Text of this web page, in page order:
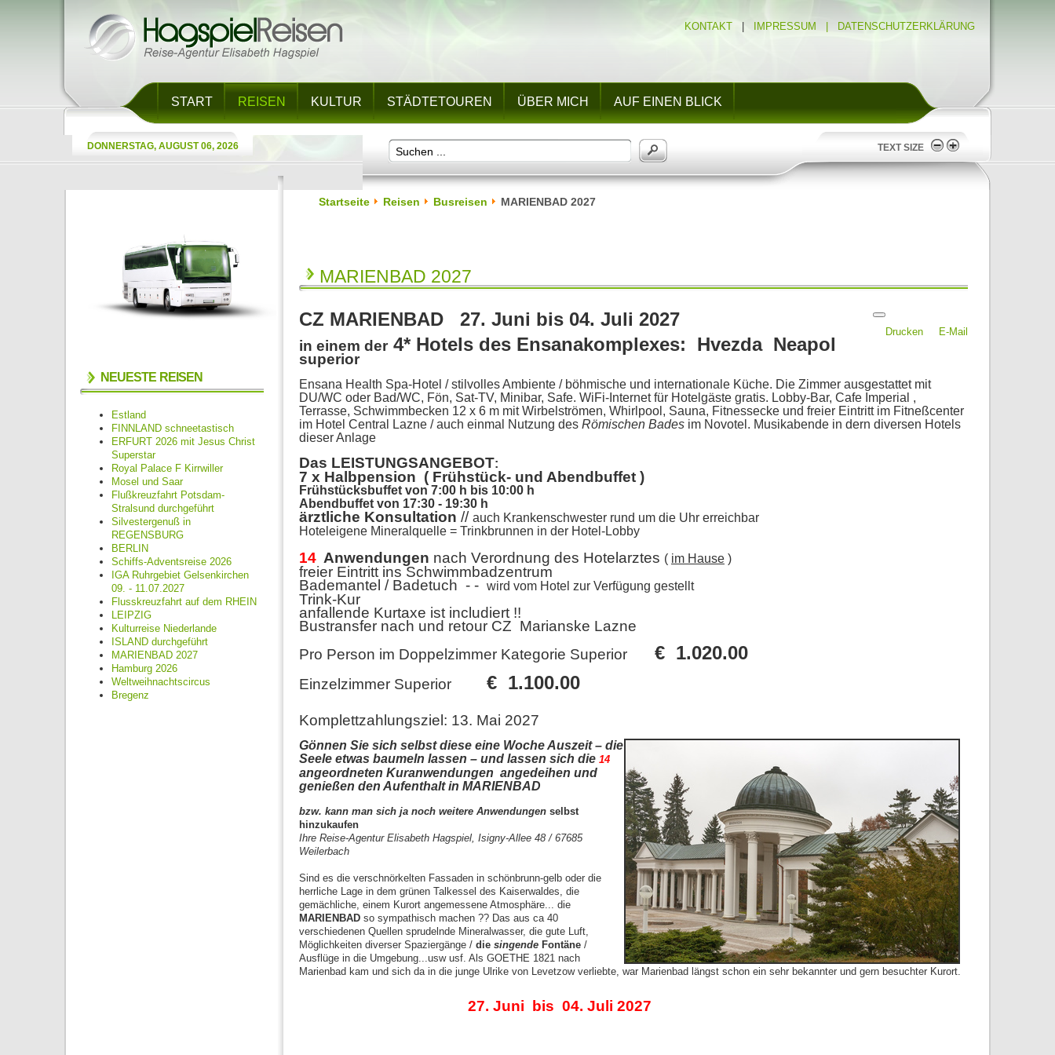
KONTAKT IMPRESSUM | DATENSCHUTZERKLÄRUNG
START REISEN KULTUR STÄDTETOUREN ÜBER MICH AUF EINEN BLICK
DONNERSTAG, AUGUST 06, 2026 TEXT SIZE
NEUESTE REISEN
Estland
FINNLAND schneetastisch
ERFURT 2026 mit Jesus Christ
Superstar
Royal Palace F Kirrwiller
Mosel und Saar
Flußkreuzfahrt Potsdam-
Stralsund durchgeführt
Silvestergenuß in
REGENSBURG
BERLIN
Schiffs-Adventsreise 2026
IGA Ruhrgebiet Gelsenkirchen
09. - 11.07.2027
Flusskreuzfahrt auf dem RHEIN
LEIPZIG
Kulturreise Niederlande
ISLAND durchgeführt
MARIENBAD 2027
Hamburg 2026
Weltweihnachtscircus
Bregenz
Startseite Reisen Busreisen MARIENBAD 2027
MARIENBAD 2027
Drucken E-Mail
CZ MARIENBAD 27. Juni bis 04. Juli 2027
in einem der 4* Hotels des Ensanakomplexes: Hvezda Neapol
superior
Ensana Health Spa-Hotel / stilvolles Ambiente / böhmische und internationale Küche. Die Zimmer ausgestattet mit
DU/WC oder Bad/WC, Fön, Sat-TV, Minibar, Safe. WiFi-Internet für Hotelgäste gratis. Lobby-Bar, Cafe Imperial ,
Terrasse, Schwimmbecken 12 x 6 m mit Wirbelströmen, Whirlpool, Sauna, Fitnessecke und freier Eintritt im Fitneßcenter
im Hotel Central Lazne / auch einmal Nutzung des Römischen Bades im Novotel. Musikabende in dern diversen Hotels
dieser Anlage
Das LEISTUNGSANGEBOT:
7 x Halbpension ( Frühstück- und Abendbuffet )
Frühstücksbuffet von 7:00 h bis 10:00 h
Abendbuffet von 17:30 - 19:30 h
ärztliche Konsultation // auch Krankenschwester rund um die Uhr erreichbar
Hoteleigene Mineralquelle = Trinkbrunnen in der Hotel-Lobby
14 Anwendungen nach Verordnung des Hotelarztes ( im Hause )
freier Eintritt ins Schwimmbadzentrum
Bademantel / Badetuch - - wird vom Hotel zur Verfügung gestellt
Trink-Kur
anfallende Kurtaxe ist includiert !!
Bustransfer nach und retour CZ Marianske Lazne
Pro Person im Doppelzimmer Kategorie Superior € 1.020.00
Einzelzimmer Superior € 1.100.00
Komplettzahlungsziel: 13. Mai 2027
Gönnen Sie sich selbst diese eine Woche Auszeit – die
Seele etwas baumeln lassen – und lassen sich die 14
angeordneten Kuranwendungen angedeihen und
genießen den Aufenthalt in MARIENBAD
bzw. kann man sich ja noch weitere Anwendungen selbst
hinzukaufen
Ihre Reise-Agentur Elisabeth Hagspiel, Isigny-Allee 48 / 67685
Weilerbach
Sind es die verschnörkelten Fassaden in schönbrunn-gelb oder die
herrliche Lage in dem grünen Talkessel des Kaiserwaldes, die
gemächliche, einem Kurort angemessene Atmosphäre... die
MARIENBAD so sympathisch machen ?? Das aus ca 40
verschiedenen Quellen sprudelnde Mineralwasser, die gute Luft,
Möglichkeiten diverser Spaziergänge / die singende Fontäne /
Ausflüge in die Umgebung...usw usf. Als GOETHE 1821 nach
Marienbad kam und sich da in die junge Ulrike von Levetzow verliebte, war Marienbad längst schon ein sehr bekannter und gern besuchter Kurort.
27. Juni bis 04. Juli 2027